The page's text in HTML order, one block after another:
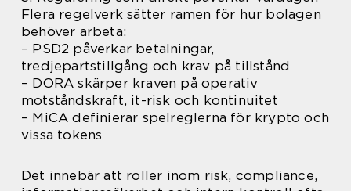
Flera regelverk sätter ramen för hur bolagen
behöver arbeta:
– PSD2 påverkar betalningar,
tredjepartstillgång och krav på tillstånd
– DORA skärper kraven på operativ
motståndskraft, it-risk och kontinuitet
– MiCA definierar spelreglerna för krypto och
vissa tokens
Det innebär att roller inom risk, compliance,